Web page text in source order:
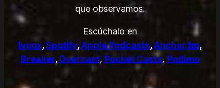
que observamos.
Escúchalo en
Ivoox,Spotify,Apple Podcasts,Anchor.fm,
Breaker,Overcast, Pocket Casts, Podimo